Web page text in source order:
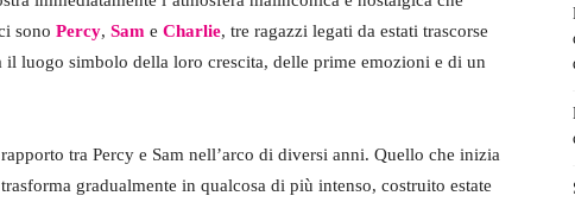
sono Percy, Sam e Charlie, tre ragazzi legati da estati trascorse
il luogo simbolo della loro crescita, delle prime emozioni e di un
tra Percy e Sam nell’arco di diversi anni. Quello che inizia
gradualmente in qualcosa di più intenso, costruito estate